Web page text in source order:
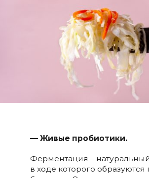
— Живые пробиотики.
Ферментация –
в ходе которого